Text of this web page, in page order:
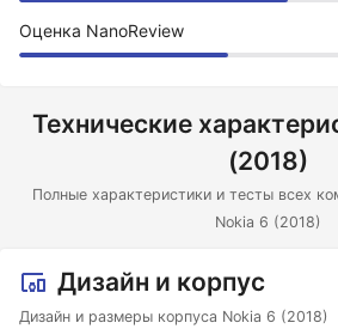
Оценка NanoReview
Технические
(2018)
Полные характеристики и тесты всех
Nokia 6 (2018)
Дизайн и корпус
Дизайн и размеры корпуса Nokia 6 (2018)